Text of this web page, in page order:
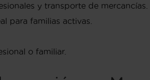
y transporte de mercancías.
para familias activas.
o familiar.